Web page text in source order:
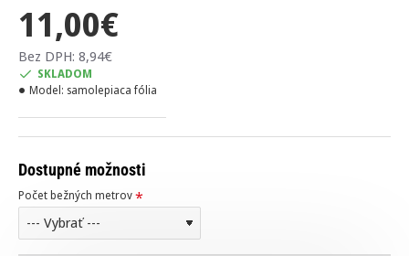
11,00€
Bez DPH: 8,94€
SKLADOM
Model: samolepiaca fólia
Dostupné možnosti
Počet bežných metrov